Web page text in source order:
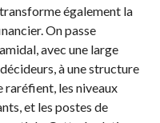
également la
On passe
avec une large
à une structure
raréfient, les niveaux
et les postes de